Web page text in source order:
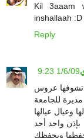
Kil 3aaam
inshallaah :D
Reply
تشوفها عروس
مديرة للجامعة
وعيال عيالها
بإذن واحد أحد
ويحفظك